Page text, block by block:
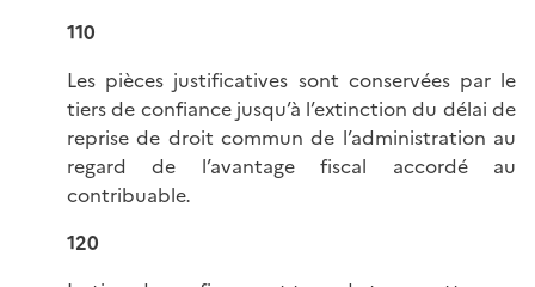
110
Les pièces justificatives sont conservées par le
tiers de confiance jusqu’à l’extinction du délai de
reprise de droit commun de l’administration au
regard de l’avantage fiscal accordé au
contribuable.
120